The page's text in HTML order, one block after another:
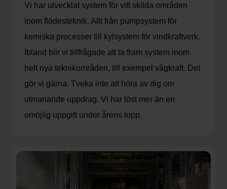
Vi har utvecklat system för vitt skilda områden
inom flödesteknik. Allt från pumpsystem för
kemiska processer till kylsystem för vindkraftverk.
Ibland blir vi tillfrågade att ta fram system inom
helt nya teknikområden, till exempel vågkraft. Det
gör vi gärna. Tveka inte att höra av dig om
utmanande uppdrag. Vi har löst mer än en
omöjlig uppgift under årens lopp.